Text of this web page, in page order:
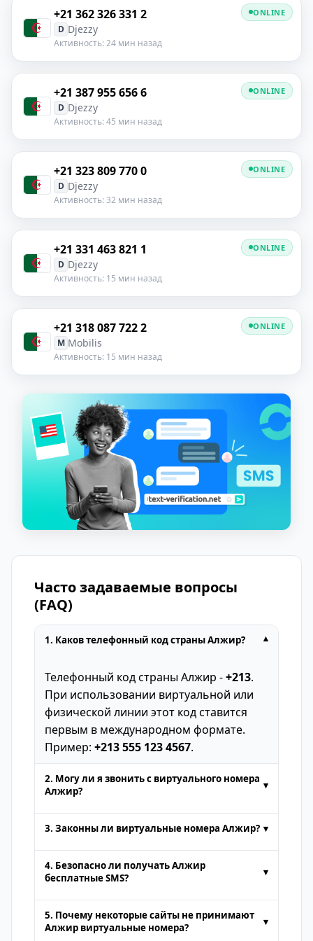
+21 362 326 331 2
D Djezzy
Активность: 24 мин назад
ONLINE
+21 387 955 656 6
D Djezzy
Активность: 45 мин назад
ONLINE
+21 323 809 770 0
D Djezzy
Активность: 32 мин назад
ONLINE
+21 331 463 821 1
D Djezzy
Активность: 15 мин назад
ONLINE
+21 318 087 722 2
M Mobilis
Активность: 15 мин назад
ONLINE
Часто задаваемые вопросы
(FAQ)
1. Каков телефонный код страны Алжир? ▾
Телефонный код страны Алжир -+213.
При использовании виртуальной или
физической линии этот код ставится
первым в международном формате.
Пример: +213 555 123 4567.
2. Могу ли я звонить с виртуального номера
Алжир?
▾
Временные номера, предоставляемые
онлайн-платформами SMS, обычно
SMS. Голосовые звонки или стандартная
Некоторые премиум-сервисы могут
предоставлять звонки за
3. Законны ли виртуальные номера Алжир? ▾
Да. Виртуальные номера Алжир
полностью законны для действий, таких
аутентификация. Но их нельзя
использовать для незаконной
4. Безопасно ли получать Алжир
бесплатные SMS?
▾
Получать бесплатные SMS онлайн
надежных платформах безопасно.
5. Почему некоторые сайты не принимают
Алжир виртуальные номера?
▾